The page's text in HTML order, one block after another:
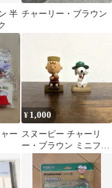
半 チャーリー・ブラウン
ー
¥ 1,000
スヌーピー チャーリ
ー・ブラウン ミニフィ